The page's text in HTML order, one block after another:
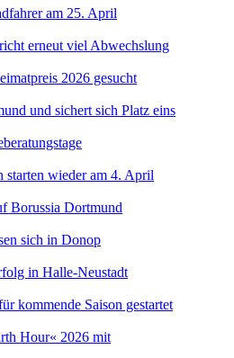
am 25. April
erneut viel Abwechslung
2026 gesucht
und sichert sich Platz eins
starten wieder am 4. April
Borussia Dortmund
sich in Donop
in Halle-Neustadt
kommende Saison gestartet
Hour« 2026 mit